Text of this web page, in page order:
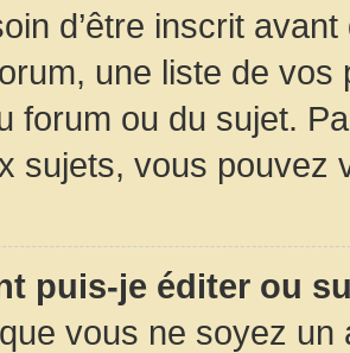
d’être inscrit
une liste de
forum ou du sujet.
sujets, vous pouvez
puis-je éditer ou
vous ne soyez